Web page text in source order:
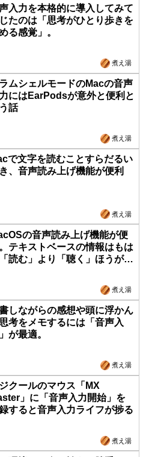
入力を本格的に導入してみて
たのは「思考がひとり歩きを
る感覚」。
煮え湯
ムシェルモードのMacの音声
にはEarPodsが意外と便利と
話
煮え湯
で文字を読むことすらだるい
、音声読み上げ機能が便利
煮え湯
の音声読み上げ機能が便
テキストベースの情報はもは
読む」より「聴く」ほうが速
煮え湯
しながらの感想や頭に浮かん
考をメモするには「音声入
が最適。
煮え湯
クールのマウス「MX
」に「音声入力開始」を
すると音声入力ライフが捗る
煮え湯